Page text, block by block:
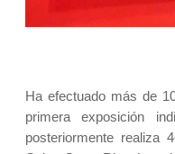
Ha efectuado más de
primera exposición
posteriormente realiza